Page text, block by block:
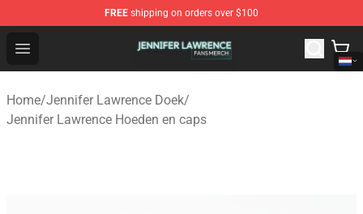
FREE shipping on orders over $100
Open menu
Jennifer Lawrence Shop - Official Jennifer Lawrence
Home/Jennifer Lawrence Doek/
Jennifer Lawrence Hoeden en caps